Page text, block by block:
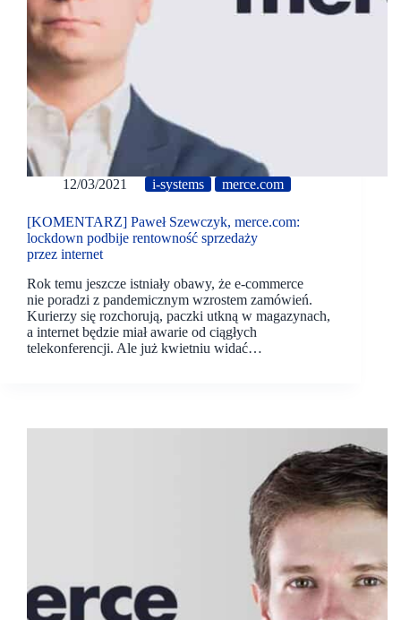
12/03/2021 i-systems merce.com
[KOMENTARZ] Paweł Szewczyk, merce.com:
lockdown podbije rentowność sprzedaży
przez internet
Rok temu jeszcze istniały obawy, że e-commerce
nie poradzi z pandemicznym wzrostem zamówień.
Kurierzy się rozchorują, paczki utkną w magazynach,
a internet będzie miał awarie od ciągłych
telekonferencji. Ale już kwietniu widać…